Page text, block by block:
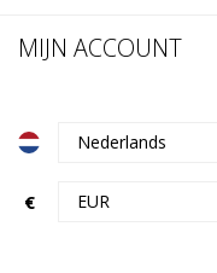
MIJN ACCOUNT
€